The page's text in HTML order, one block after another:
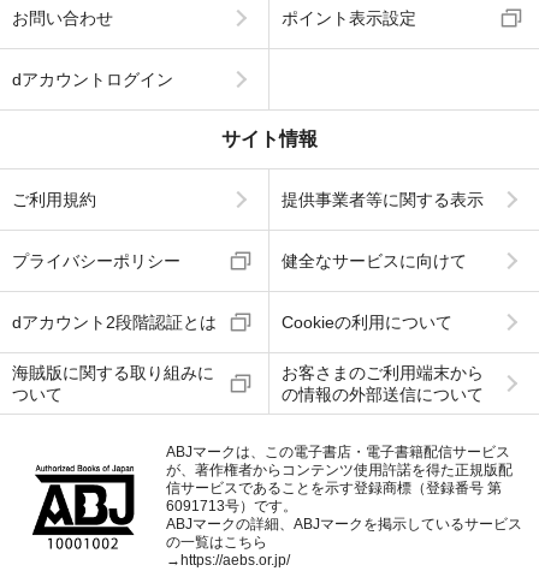
お問い合わせ ポイント表示設定
dアカウントログイン
サイト情報
ご利用規約 提供事業者等に関する表示
プライバシーポリシー 健全なサービスに向けて
dアカウント2段階認証とは Cookieの利用について
海賊版に関する取り組みに
ついて
お客さまのご利用端末から
の情報の外部送信について
ABJマークは、この電子書店・電子書籍配信サービス
が、著作権者からコンテンツ使用許諾を得た正規版配
信サービスであることを示す登録商標（登録番号 第
6091713号）です。
ABJマークの詳細、ABJマークを掲示しているサービス
の一覧はこちら
→ https://aebs.or.jp/